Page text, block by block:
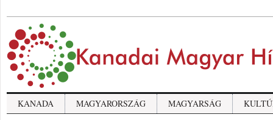
KANADA MAGYARORSZÁG MAGYARSÁG